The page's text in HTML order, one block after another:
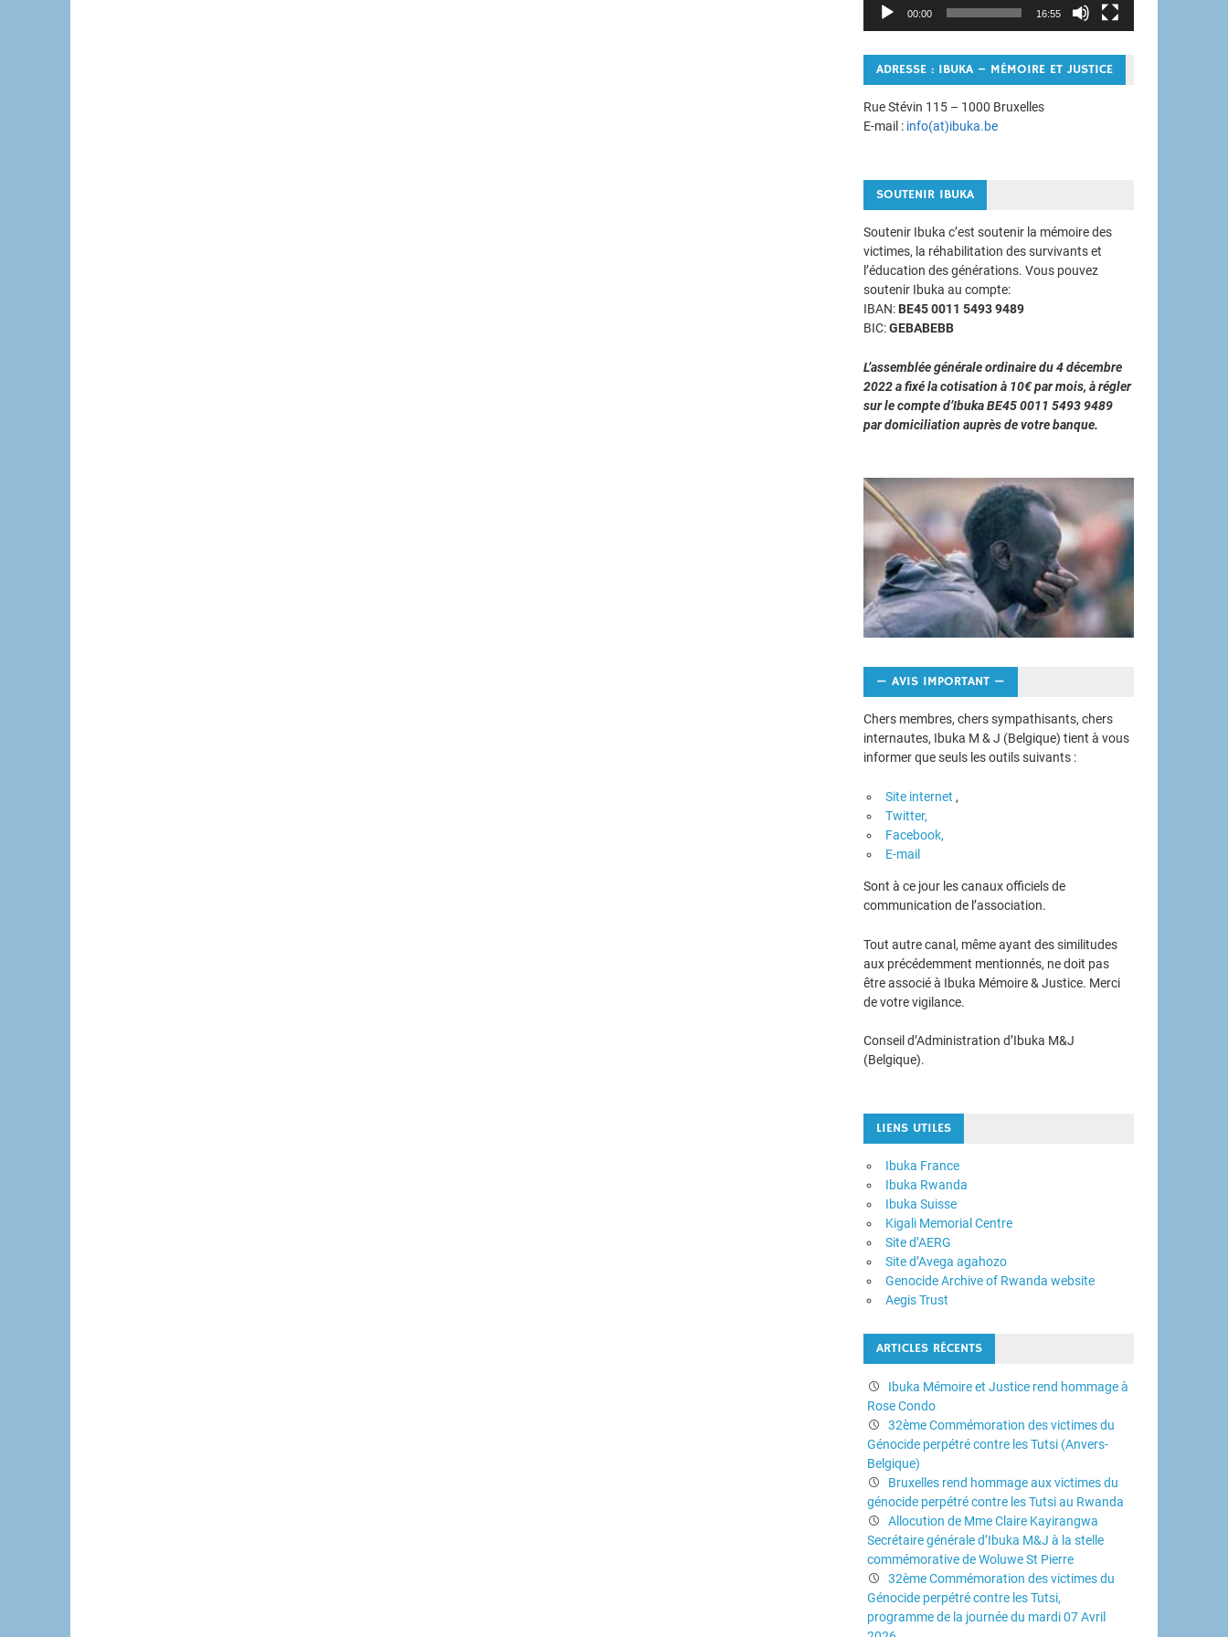
00:00 16:55
ADRESSE : IBUKA – MÉMOIRE ET JUSTICE
Rue Stévin 115 – 1000 Bruxelles
E-mail : info(at)ibuka.be
SOUTENIR IBUKA
Soutenir Ibuka c’est soutenir la mémoire des
victimes, la réhabilitation des survivants et
l’éducation des générations. Vous pouvez
soutenir Ibuka au compte:
IBAN: BE45 0011 5493 9489
BIC:GEBABEBB
L’assemblée générale ordinaire du 4 décembre
2022 a fixé la cotisation à 10€ par mois, à régler
sur le compte d’Ibuka BE45 0011 5493 9489
par domiciliation auprès de votre banque.
— AVIS IMPORTANT —
Chers membres, chers sympathisants, chers
internautes, Ibuka M & J (Belgique) tient à vous
informer que seuls les outils suivants :
Site internet ,
Twitter,
Facebook,
E-mail
Sont à ce jour les canaux officiels de
communication de l’association.
Tout autre canal, même ayant des similitudes
aux précédemment mentionnés, ne doit pas
être associé à Ibuka Mémoire & Justice. Merci
de votre vigilance.
Conseil d’Administration d’Ibuka M&J
(Belgique).
LIENS UTILES
Ibuka France
Ibuka Rwanda
Ibuka Suisse
Kigali Memorial Centre
Site d’AERG
Site d’Avega agahozo
Genocide Archive of Rwanda website
Aegis Trust
ARTICLES RÉCENTS
Ibuka Mémoire et Justice rend hommage à
Rose Condo
32ème Commémoration des victimes du
Génocide perpétré contre les Tutsi (Anvers-
Belgique)
Bruxelles rend hommage aux victimes du
génocide perpétré contre les Tutsi au Rwanda
Allocution de Mme Claire Kayirangwa
Secrétaire générale d’Ibuka M&J à la stelle
commémorative de Woluwe St Pierre
32ème Commémoration des victimes du
Génocide perpétré contre les Tutsi,
programme de la journée du mardi 07 Avril